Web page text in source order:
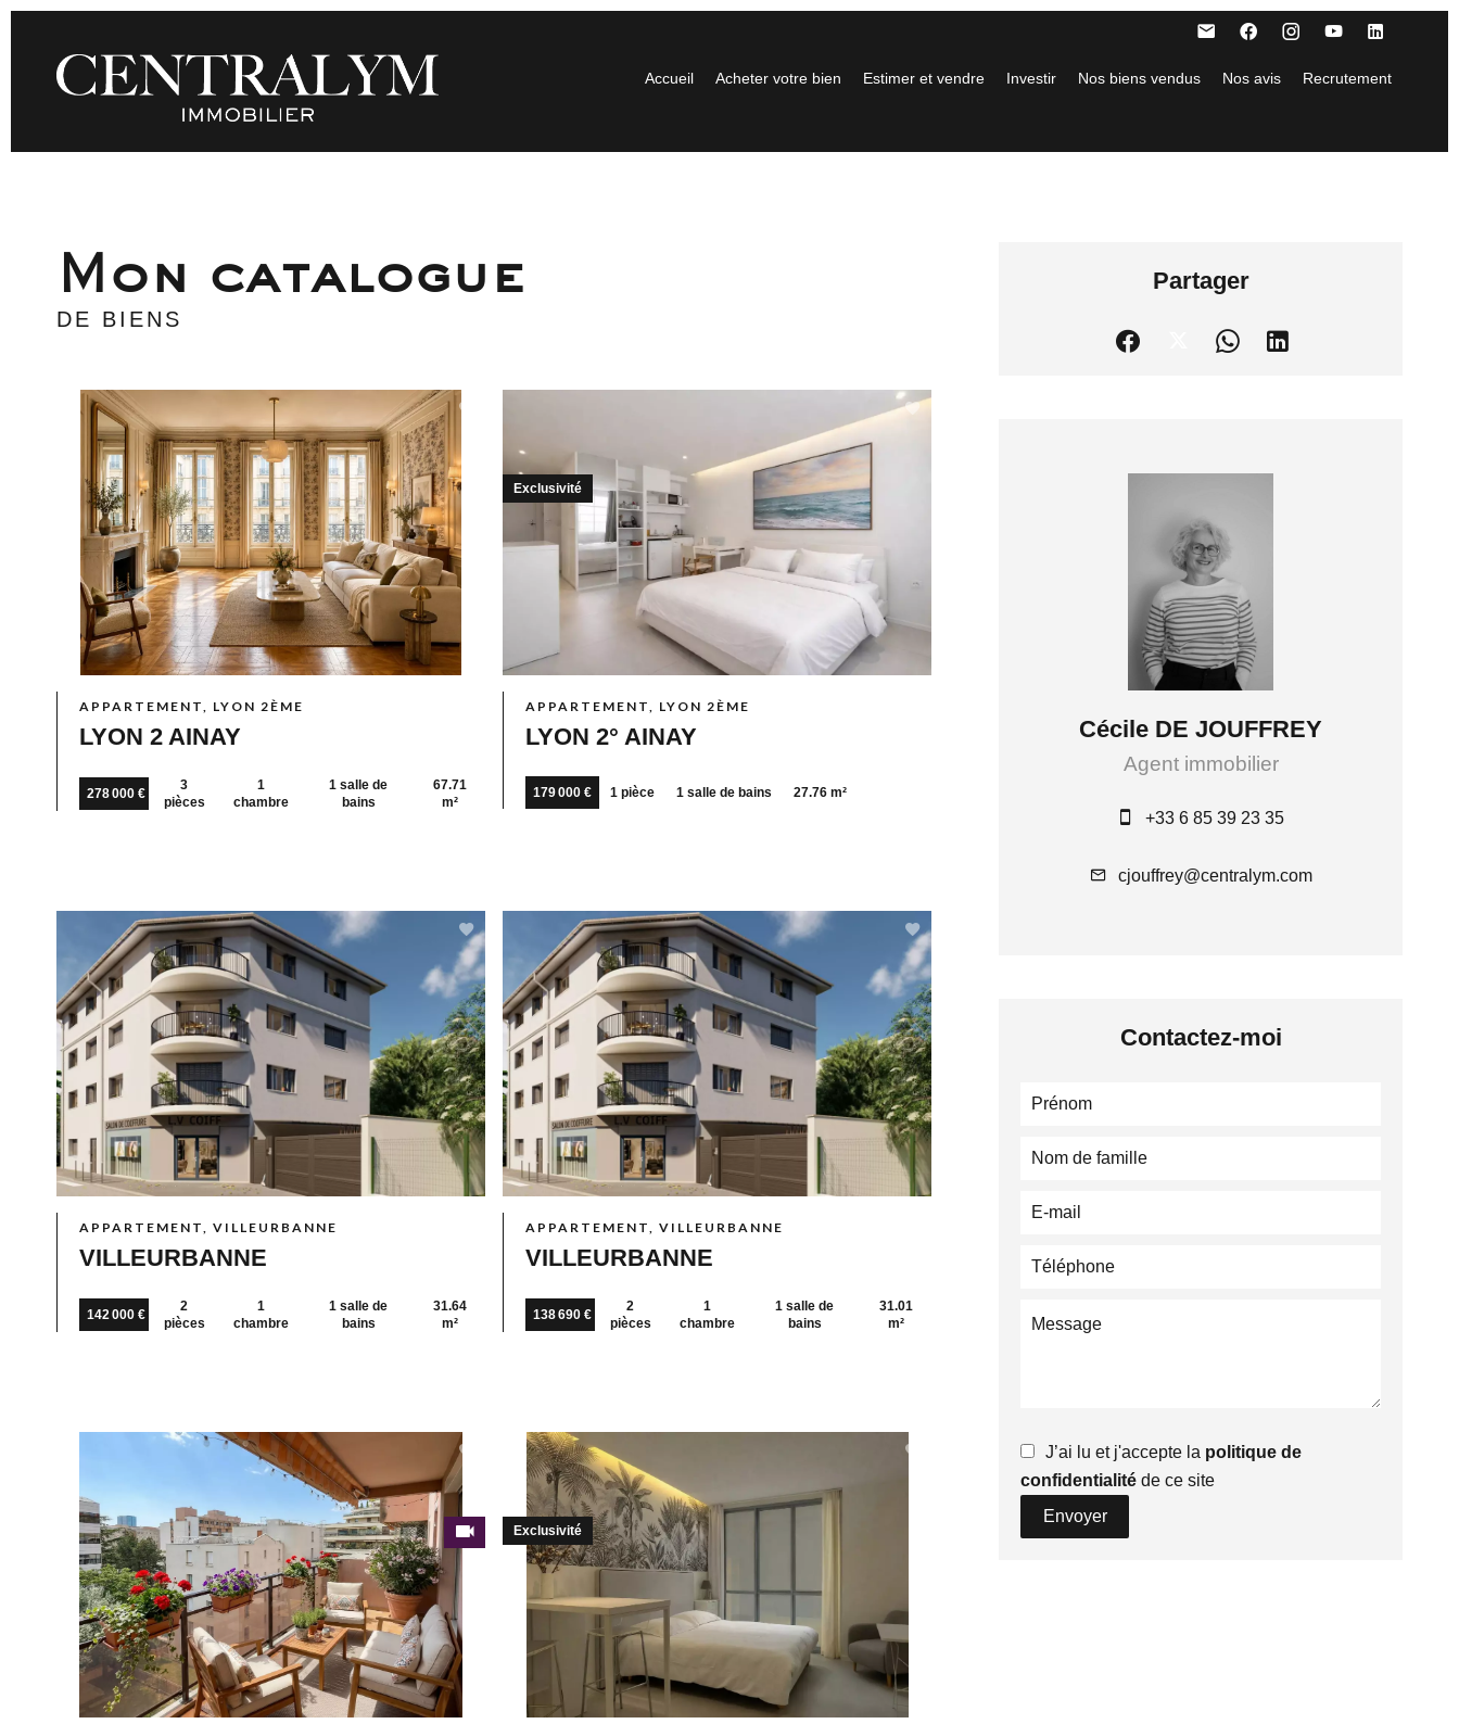
Accueil Acheter votre bien Estimer et vendre Investir Nos biens vendus Nos avis Recrutement
Mon catalogue
DE BIENS
APPARTEMENT, LYON 2ÈME
LYON 2 AINAY
278 000 €
3
pièces
1
chambre
1 salle de
bains
67.71
m²
APPARTEMENT, LYON 2ÈME
LYON 2° AINAY
179 000 € 1 pièce 1 salle de bains 27.76 m²
Exclusivité
APPARTEMENT, VILLEURBANNE
VILLEURBANNE
142 000 €
2
pièces
1
chambre
1 salle de
bains
31.64
m²
APPARTEMENT, VILLEURBANNE
VILLEURBANNE
138 690 €
2
pièces
1
chambre
1 salle de
bains
31.01
m²
Exclusivité
Partager
Cécile DE JOUFFREY
Agent immobilier
+33 6 85 39 23 35
cjouffrey@centralym.com
Contactez-moi
J’ai lu et j'accepte la politique de
confidentialité de ce site
Envoyer